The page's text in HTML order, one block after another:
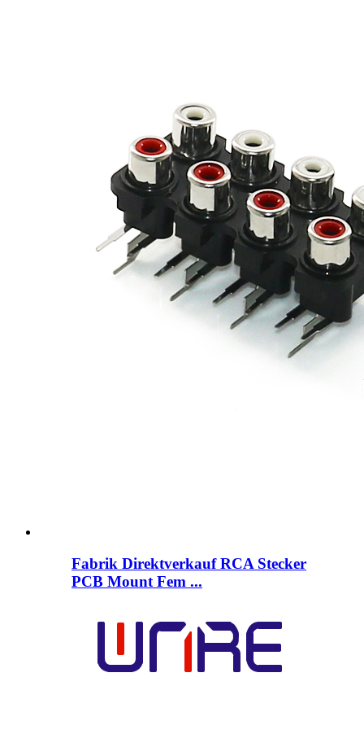
Fabrik Direktverkauf RCA Stecker
PCB Mount Fem ...